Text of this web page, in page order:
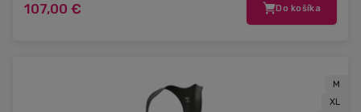
107,00 € Do košíka
M
XL